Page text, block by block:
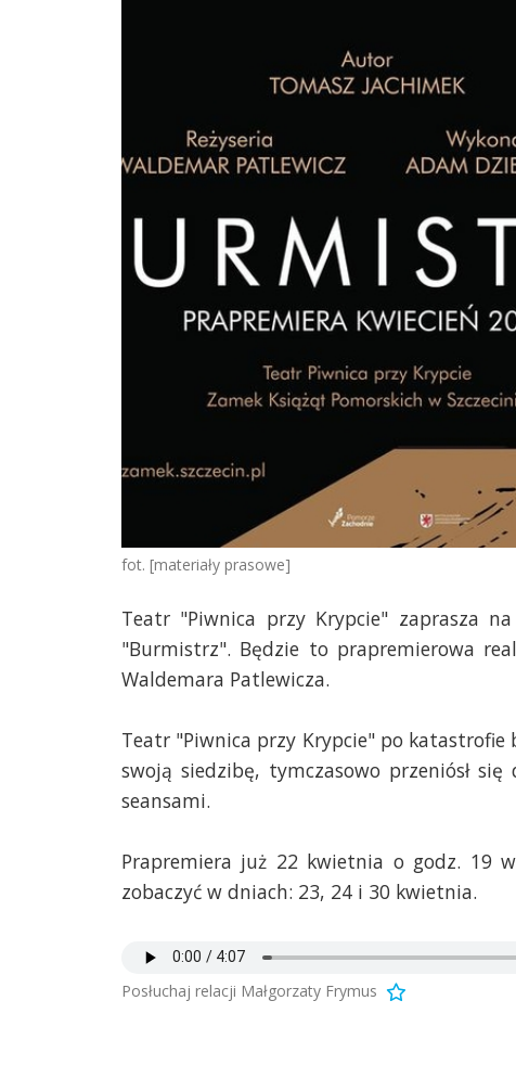
fot. [materiały prasowe]
Teatr "Piwnica przy Krypcie" zaprasza
"Burmistrz". Będzie to prapremierowa
Waldemara Patlewicza.
Teatr "Piwnica przy Krypcie" po
swoją siedzibę, tymczasowo przeniósł
seansami.
Prapremiera już 22 kwietnia o godz. 19
zobaczyć w dniach: 23, 24 i 30 kwietnia.
Posłuchaj relacji Małgorzaty Frymus